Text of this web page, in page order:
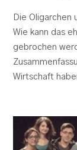
Die Oligarchen
Wie kann das
gebrochen
Wirtschaft